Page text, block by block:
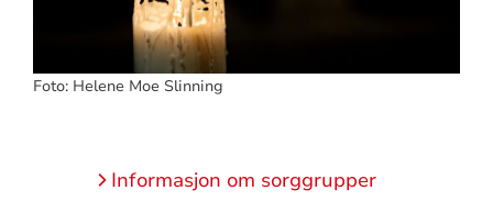
Foto: Helene Moe Slinning
Informasjon om sorggrupper